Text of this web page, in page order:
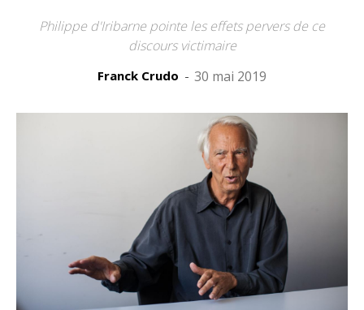
Philippe d'Iribarne pointe les effets pervers de ce
discours victimaire
Franck Crudo - 30 mai 2019